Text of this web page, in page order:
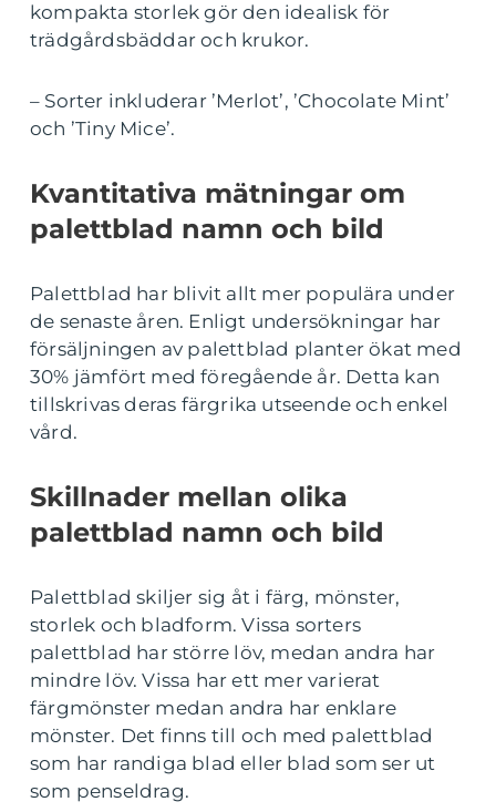
kompakta storlek gör den idealisk för
trädgårdsbäddar och krukor.
– Sorter inkluderar ’Merlot’, ’Chocolate Mint’
och ’Tiny Mice’.
Kvantitativa mätningar om
palettblad namn och bild
Palettblad har blivit allt mer populära under
de senaste åren. Enligt undersökningar har
försäljningen av palettblad planter ökat med
30% jämfört med föregående år. Detta kan
tillskrivas deras färgrika utseende och enkel
vård.
Skillnader mellan olika
palettblad namn och bild
Palettblad skiljer sig åt i färg, mönster,
storlek och bladform. Vissa sorters
palettblad har större löv, medan andra har
mindre löv. Vissa har ett mer varierat
färgmönster medan andra har enklare
mönster. Det finns till och med palettblad
som har randiga blad eller blad som ser ut
som penseldrag.